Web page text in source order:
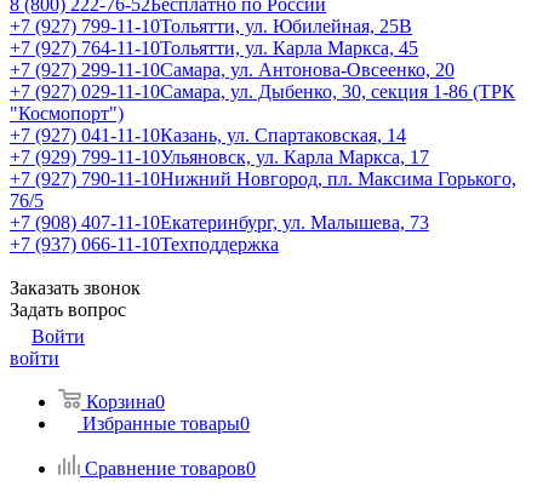
8 (800) 222-76-52Бесплатно по России
+7 (927) 799-11-10Тольятти, ул. Юбилейная, 25В
+7 (927) 764-11-10Тольятти, ул. Карла Маркса, 45
+7 (927) 299-11-10Самара, ул. Антонова-Овсеенко, 20
+7 (927) 029-11-10Самара, ул. Дыбенко, 30, секция 1-86 (ТРК
"Космопорт")
+7 (927) 041-11-10Казань, ул. Спартаковская, 14
+7 (929) 799-11-10Ульяновск, ул. Карла Маркса, 17
+7 (927) 790-11-10Нижний Новгород, пл. Максима Горького,
76/5
+7 (908) 407-11-10Екатеринбург, ул. Малышева, 73
+7 (937) 066-11-10Техподдержка
Заказать звонок
Задать вопрос
Войти
войти
Корзина0
Избранные товары0
Сравнение товаров0